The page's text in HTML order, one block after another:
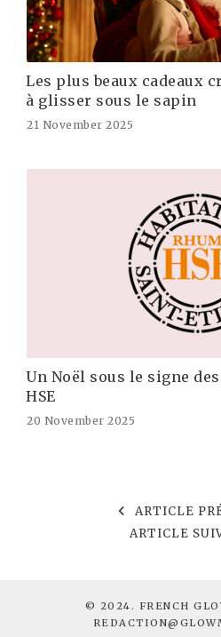
Les plus beaux cadeaux
à glisser sous le sapin
21 November 2025
Un Noël sous le signe
HSE
20 November 2025
ARTICLE
ARTICLE
© 2024. FRENCH